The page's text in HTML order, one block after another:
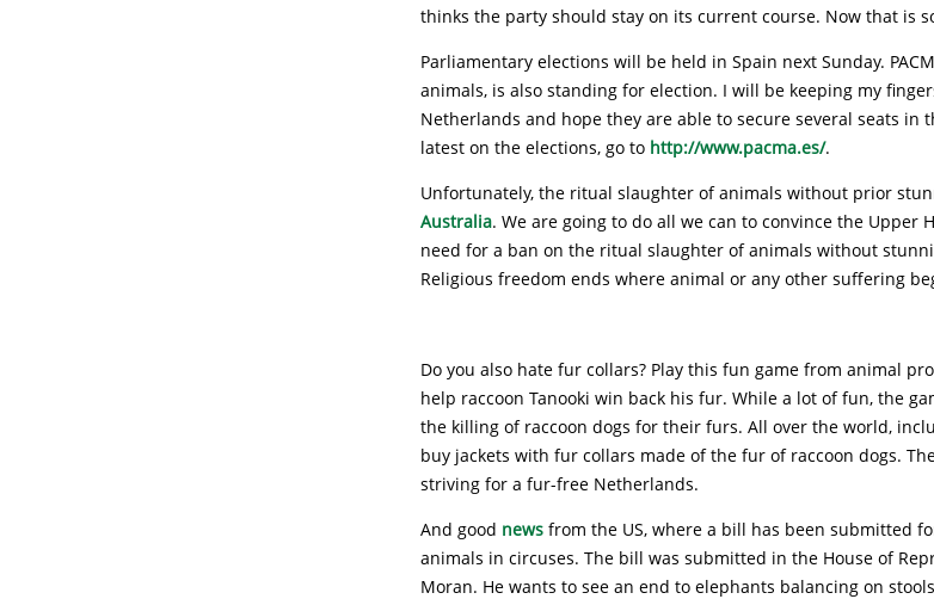
thinks the party should stay on its current course. Now that is
Parliamentary elections will be held in Spain next Sunday.
animals, is also standing for election. I will be keeping my
Netherlands and hope they are able to secure several seats in
latest on the elections, go to http://www.pacma.es/.
Unfortunately, the ritual slaughter of animals without prior
Australia. We are going to do all we can to convince the Upper
need for a ban on the ritual slaughter of animals without
Religious freedom ends where animal or any other suffering
Do you also hate fur collars? Play this fun game from animal
help raccoon Tanooki win back his fur. While a lot of fun, the
the killing of raccoon dogs for their furs. All over the world,
buy jackets with fur collars made of the fur of raccoon dogs.
striving for a fur-free Netherlands.
And good news from the US, where a bill has been submitted
animals in circuses. The bill was submitted in the House of
Moran. He wants to see an end to elephants balancing on